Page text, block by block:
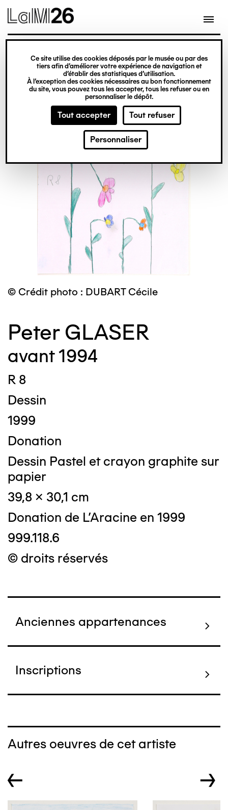
Gestion des cookies
Ce site utilise des cookies déposés par le musée ou par des
tiers afin d’améliorer votre expérience de navigation et
d’établir des statistiques d’utilisation.
À l’exception des cookies nécessaires au bon fonctionnement
du site, vous pouvez tous les accepter, tous les refuser ou en
personnaliser le dépôt.
Tout accepter Tout refuser
Personnaliser
contenu
© Crédit photo : DUBART Cécile
Peter GLASER
avant 1994
R 8
Dessin
1999
Donation
Dessin Pastel et crayon graphite sur
papier
39,8 x 30,1 cm
Donation de L'Aracine en 1999
999.118.6
© droits réservés
Anciennes appartenances
Inscriptions
Autres oeuvres de cet artiste
← →